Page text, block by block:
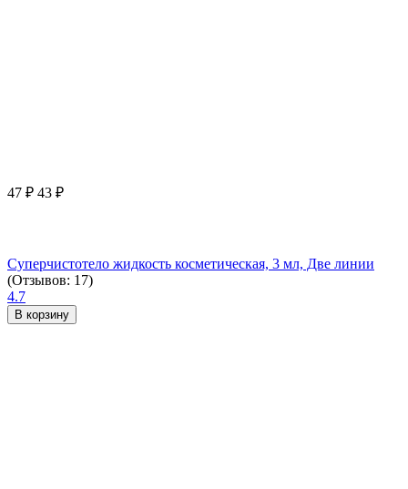
47 ₽ 43 ₽
Суперчистотело жидкость косметическая, 3 мл, Две линии
(Отзывов: 17)
4.7
В корзину